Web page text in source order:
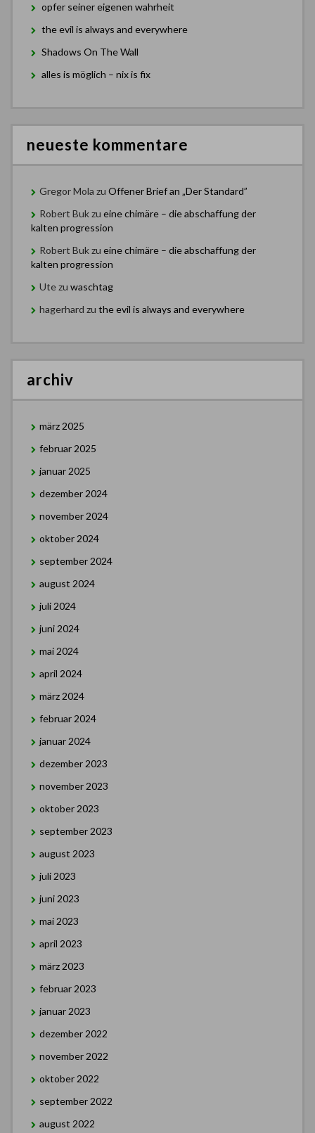
opfer seiner eigenen wahrheit
the evil is always and everywhere
Shadows On The Wall
alles is möglich – nix is fix
neueste kommentare
Gregor Mola zu Offener Brief an „Der Standard”
Robert Bukzu eine chimäre – die abschaffung der
kalten progression
Robert Bukzu eine chimäre – die abschaffung der
kalten progression
Utezu waschtag
hagerhard zu the evil is always and everywhere
archiv
märz 2025
februar 2025
januar 2025
dezember 2024
november 2024
oktober 2024
september 2024
august 2024
juli 2024
juni 2024
mai 2024
april 2024
märz 2024
februar 2024
januar 2024
dezember 2023
november 2023
oktober 2023
september 2023
august 2023
juli 2023
juni 2023
mai 2023
april 2023
märz 2023
februar 2023
januar 2023
dezember 2022
november 2022
oktober 2022
september 2022
august 2022